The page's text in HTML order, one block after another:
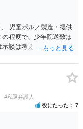
児童ポルノ製造・提供
程度で、少年院送致は
談は考えません。 少年
#私選弁護人
役にたった 7